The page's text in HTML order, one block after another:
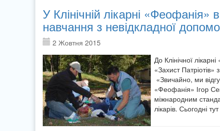
У Клінічній лікарні
навчання з невідкладної
2 Жовтня 2015
До Клінічної
«Захист Патріотів»
«Звичайно, ми
«Феофанія» Ігор
міжнародним
лікарів. Сьогодні